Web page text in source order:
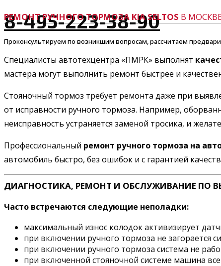
8-495-223-38-90
Проконсультируем по возникшим вопросам, рассчитаем
РЕМОНТ РУЧНОГО ТОРМОЗА KIA SELTOS В
Специалисты автотехцентра «ПМРК» выполнят
мастера могут выполнить ремонт быстрее и
Стояночный тормоз требует ремонта даже при
от исправности ручного тормоза. Например,
неисправность устраняется заменой тросика, и
Профессиональный ремонт ручного тормоза на
автомобиль быстро, без ошибок и с гарантией
ДИАГНОСТИКА, РЕМОНТ И ОБСЛУЖИВАНИЕ ПО
Часто встречаются следующие неполадки:
максимальный износ колодок активизирует
при включении ручного тормоза не загорается
при включении ручного тормоза система не
при включенной стояночной системе машина все